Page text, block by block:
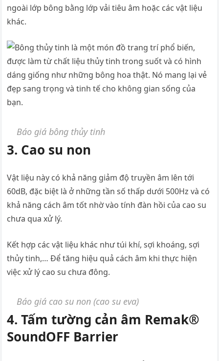
ngoài lớp bông bằng lớp vải tiêu âm hoặc các vật liệu
khác.
Báo giá bông thủy tinh
3. Cao su non
Vật liệu này có khả năng giảm độ truyền âm lên tới
60dB, đặc biệt là ở những tần số thấp dưới 500Hz và có
khả năng cách âm tốt nhờ vào tính đàn hồi của cao su
chưa qua xử lý.
Kết hợp các vật liệu khác như túi khí, sợi khoáng, sợi
thủy tinh,… Để tăng hiệu quả cách âm khi thực hiện
việc xử lý cao su chưa đông.
Báo giá cao su non (cao su eva)
4. Tấm tường cản âm Remak®
SoundOFF Barrier